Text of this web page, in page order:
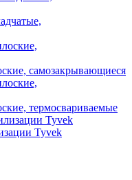
самозакрывающиеся
термосвариваемые
Tyvek